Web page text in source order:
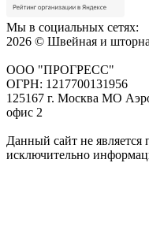
Мы в социальных сетях:
2026 © Швейная и
ООО "ПРОГРЕСС"
ОГРН: 1217700131956
125167 г. Москва МО
офис 2
Данный сайт не
исключительно